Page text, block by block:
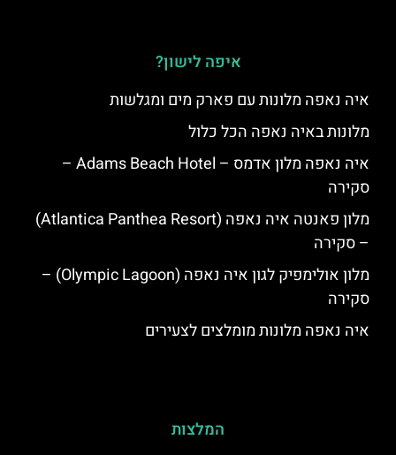
איפה לישון?
איה נאפה מלונות עם פארק מים ומגלשות
מלונות באיה נאפה הכל כלול
איה נאפה מלון אדמס – Adams Beach Hotel –
סקירה
מלון פאנטה איה נאפה (Atlantica Panthea Resort)
– סקירה
מלון אולימפיק לגון איה נאפה (Olympic Lagoon) –
סקירה
איה נאפה מלונות מומלצים לצעירים
המלצות